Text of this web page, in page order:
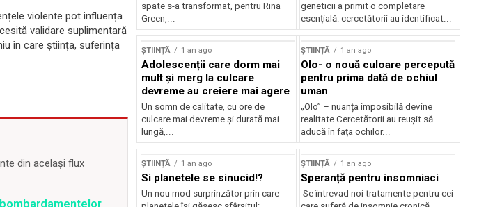
violente pot influența
validare suplimentară
în care știința, suferința
din același flux
spate s-a transformat, pentru Rina
Green,...
geneticii a primit o completare
esențială: cercetătorii au identificat...
ȘTIINȚĂ 1 an ago
Adolescenții care dorm mai
mult și merg la culcare
devreme au creiere mai agere
Un somn de calitate, cu ore de
culcare mai devreme și durată mai
lungă,...
ȘTIINȚĂ 1 an ago
Olo- o nouă culoare percepută
pentru prima dată de ochiul
uman
„Olo” – nuanța imposibilă devine
realitate Cercetătorii au reușit să
aducă în fața ochilor...
ȘTIINȚĂ 1 an ago
Si planetele se sinucid!?
Un nou mod surprinzător prin care
ȘTIINȚĂ 1 an ago
Speranță pentru insomniaci
Se întrevad noi tratamente pentru cei